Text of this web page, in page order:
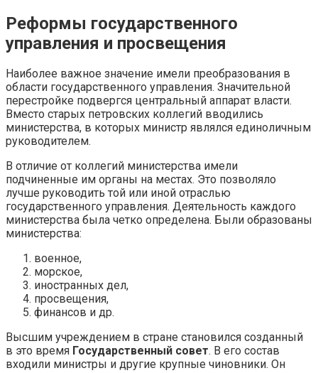
Реформы государственного
управления и просвещения
Наиболее важное значение имели преобразования в
области государственного управления. Значительной
перестройке подвергся центральный аппарат власти.
Вместо старых петровских коллегий вводились
министерства, в которых министр являлся единоличным
руководителем.
В отличие от коллегий министерства имели
подчиненные им органы на местах. Это позволяло
лучше руководить той или иной отраслью
государственного управления. Деятельность каждого
министерства была четко определена. Были образованы
министерства:
военное,
морское,
иностранных дел,
просвещения,
финансов и др.
Высшим учреждением в стране становился созданный
в это время Государственный совет. В его состав
входили министры и другие крупные чиновники. Он